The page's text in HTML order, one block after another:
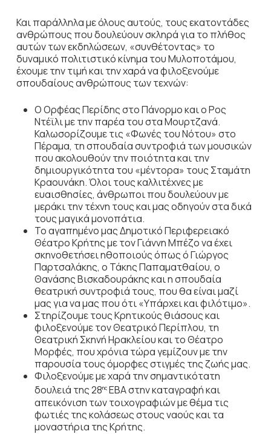
Και παράλληλα με όλους αυτούς, τους εκατοντάδες
ανθρώπους που δουλεύουν σκληρά για το πλήθος
αυτών των εκδηλώσεων, «συνθέτοντας» το
δυναμικό πολιτιστικό κίνημα του Μυλοποτάμου,
έχουμε την τιμή και την χαρά να φιλοξενούμε
σπουδαίους ανθρώπους των τεχνών:
Ο Ορφέας Περίδης στο Πάνορμο και ο Ρος
Ντέϊλι με την παρέα του στα Μουρτζανά.
Καλωσορίζουμε τις «Φωνές του Νότου» στο
Πέραμα, τη σπουδαία συντροφιά των μουσικών
που ακολουθούν την ποιότητα και την
δημιουργικότητα του «μέντορα» τους Σταμάτη
Κραουνάκη. Όλοι τους καλλιτέχνες με
ευαισθησίες, άνθρωποι που δουλεύουν με
μεράκι την τέχνη τους και μας οδηγούν στα δικά
τους μαγικά μονοπάτια.
Το αγαπημένο μας Δημοτικό Περιφερειακό
Θέατρο Κρήτης με τον Γιάννη Μπέζο να έχει
σκηνοθετήσει ηθοποιούς όπως ό Γιώργος
Παρτσαλάκης, ο Τάκης Παπαματθαίου, ο
Θανάσης Βισκαδουράκης και η σπουδαία
θεατρική συντροφιά τους, που θα είναι μαζί
μας για να μας που ότι «Υπάρχει και φιλότιμο».
Στηρίζουμε τους Κρητικούς θιάσους και
φιλοξενούμε τον Θεατρικό Περίπλου, τη
Θεατρική Σκηνή Ηρακλείου και το Θέατρο
Μορφές, που χρόνια τώρα γεμίζουν με την
παρουσία τους όμορφες στιγμές της ζωής μας.
Φιλοξενούμε με χαρά την σημαντικότατη
δουλειά της 28ηςΕΒΑ στην καταγραφή και
απεικόνιση των τοιχογραφιών με θέμα τις
φωτιές της κολάσεως στους ναούς και τα
μοναστήρια της Κρήτης.